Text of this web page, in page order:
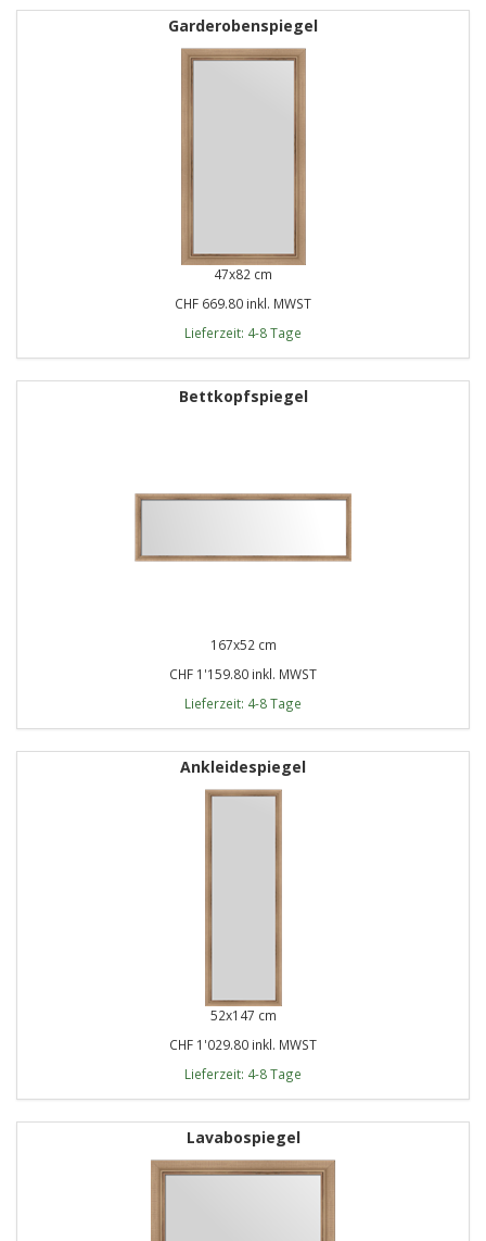
Garderobenspiegel
47x82 cm
CHF 669.80 inkl. MWST
Lieferzeit: 4-8 Tage
Bettkopfspiegel
167x52 cm
CHF 1'159.80 inkl. MWST
Lieferzeit: 4-8 Tage
Ankleidespiegel
52x147 cm
CHF 1'029.80 inkl. MWST
Lieferzeit: 4-8 Tage
Lavabospiegel